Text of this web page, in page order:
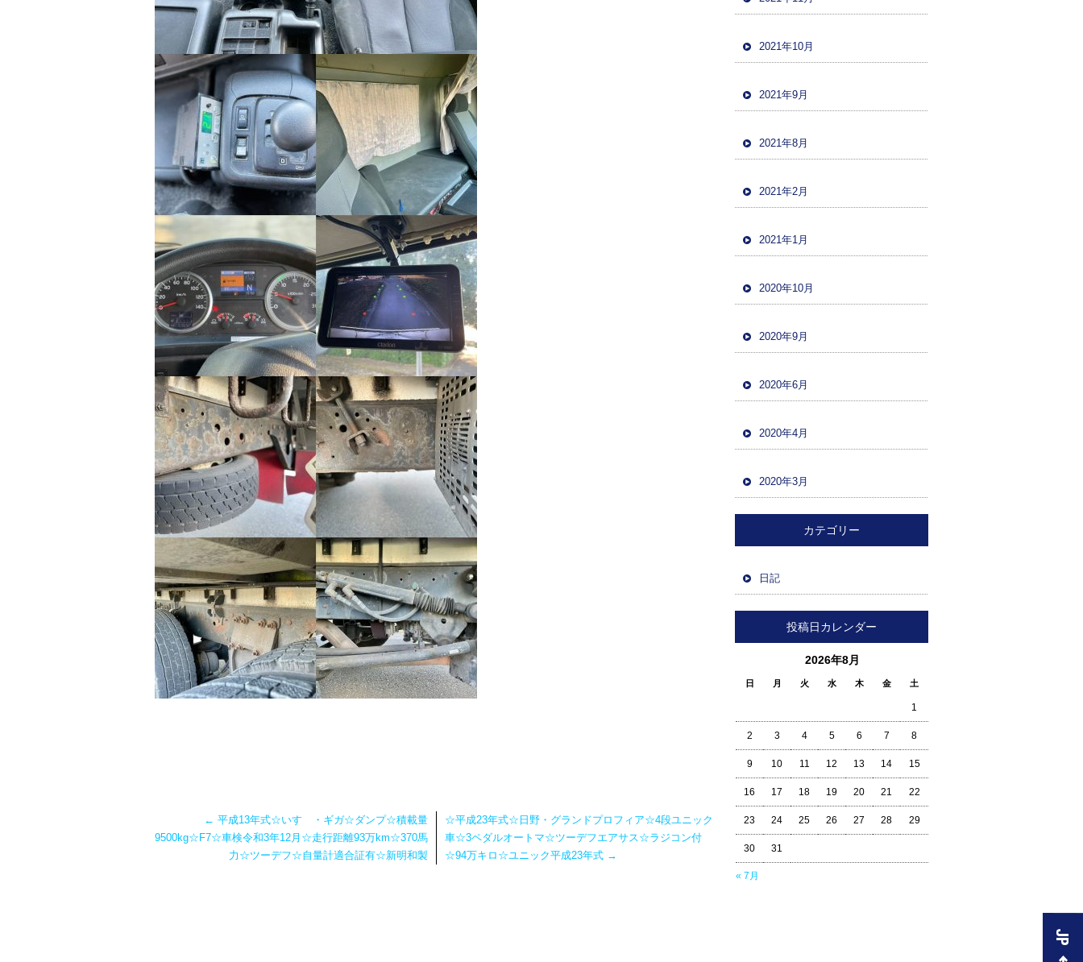
← 平成13年式☆いすゞ・ギガ☆ダンプ☆積載量
9500kg☆F7☆車検令和3年12月☆走行距離93万km☆370馬
力☆ツーデフ☆自量計適合証有☆新明和製
☆平成23年式☆日野・グランドプロフィア☆4段ユニック
車☆3ペダルオートマ☆ツーデフエアサス☆ラジコン付
☆94万キロ☆ユニック平成23年式 →
2021年10月
2021年9月
2021年8月
2021年2月
2021年1月
2020年10月
2020年9月
2020年6月
2020年4月
2020年3月
カテゴリー
日記
投稿日カレンダー
2026年8月
日 月 火 水 木 金 土
« 7月
1
2 3 4 5 6 7 8
9 10 11 12 13 14 15
16 17 18 19 20 21 22
23 24 25 26 27 28 29
30 31